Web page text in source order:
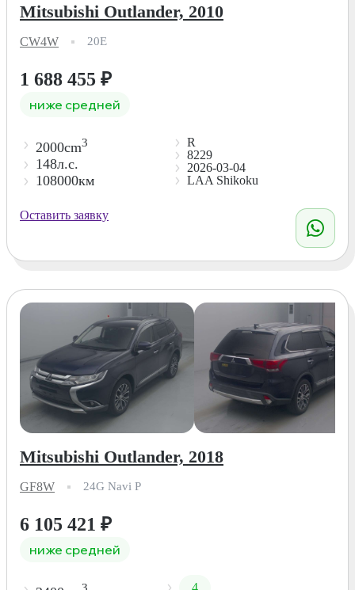
Mitsubishi Outlander, 2010
CW4W 20E
1 688 455 ₽
ниже средней
2000cm3
148л.с.
108000км
R
8229
2026-03-04
LAA Shikoku
Оставить заявку
Mitsubishi Outlander, 2018
GF8W 24G Navi P
6 105 421 ₽
ниже средней
4